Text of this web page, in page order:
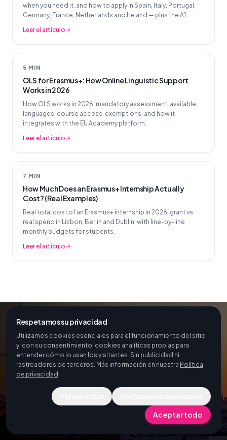
Respetamos su privacidad
Utilizamos cookies esenciales para el funcionamiento del sitio
y, con su consentimiento, cookies analíticas propias para
entender cómo lo usan los visitantes. Sin publicidad ni
rastreadores de terceros. Más información en nuestra Política
de privacidad .
Aceptar todo
when you need it, and how to apply in Spain, Italy, Portugal,
Germany, France, Netherlands and Ireland — plus the A1
Leer el artículo
5 MIN
OLS for Erasmus+: How Online Linguistic Support
Works in 2026
How OLS works in 2026: mandatory assessment, available
languages, course access, exemptions, and how it
integrates with the EU Academy platform.
Leer el artículo
7 MIN
How Much Does an Erasmus+ Internship Actually
Cost? (Real Examples)
Real total cost of an Erasmus+ internship in 2026: grant vs.
real spend in Lisbon, Berlin and Dublin, with line-by-line
monthly budgets for students.
Leer el artículo
¿Listo para organizar una
movilidad en Francia?
Contacta con nuestro equipo para hablar sobre tus
necesidades de programa en Francia. Prepararemos
una propuesta personalizada en función de tus